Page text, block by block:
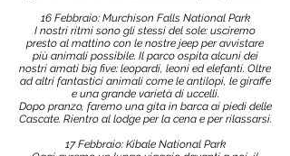
16 Febbraio: Murchison Falls National Park
I nostri ritmi sono gli stessi del sole: usciremo
presto al mattino con le nostre jeep per avvistare
più animali possibile. Il parco ospita alcuni dei
nostri amati big five: leopardi, leoni ed elefanti. Oltre
ad altri fantastici animali come le antilopi, le giraffe
e una grande varietà di uccelli.
Dopo pranzo, faremo una gita in barca ai piedi delle
Cascate. Rientro al lodge per la cena e per rilassarsi.
17 Febbraio: Kibale National Park